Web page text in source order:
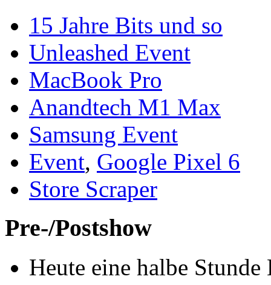
15 Jahre Bits und so
Unleashed Event
MacBook Pro
Anandtech M1 Max
Samsung Event
Event, Google Pixel 6
Store Scraper
Pre-/Postshow
Heute eine halbe